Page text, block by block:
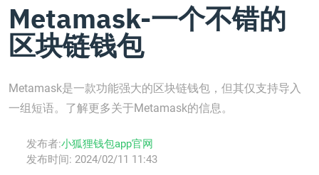
Metamask-一个不错的
区块链钱包
Metamask是一款功能强大的区块链钱包，但其仅支持导入
一组短语。了解更多关于Metamask的信息。
发布者:小狐狸钱包app官网
发布时间: 2024/02/11 11:43